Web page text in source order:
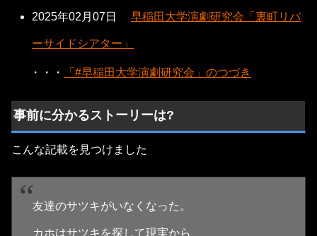
2025年02月07日 早稲田大学演劇研究会「裏町リバ
ーサイドシアター」
・・・ 「#早稲田大学演劇研究会」のつづき
事前に分かるストーリーは?
こんな記載を見つけました
友達のサツキがいなくなった。
カホはサツキを探して現実から